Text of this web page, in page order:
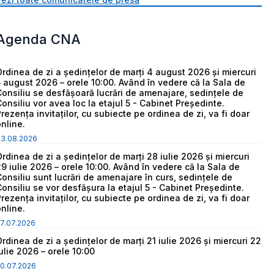
CNA
de zi a ședințelor de marți 4 august 2026 și miercuri
august 2026 – orele 10:00. Având în vedere că la Sala de
se desfășoară lucrări de amenajare, sedințele de
vor avea loc la etajul 5 - Cabinet Președinte.
invitaților, cu subiecte pe ordinea de zi, va fi doar
de zi a ședințelor de marți 28 iulie 2026 și miercuri
iulie 2026 – orele 10:00. Având în vedere că la Sala de
sunt lucrări de amenajare în curs, sedințele de
se vor desfășura la etajul 5 - Cabinet Președinte.
invitaților, cu subiecte pe ordinea de zi, va fi doar
de zi a ședințelor de marți 21 iulie 2026 și miercuri 22
2026 – orele 10:00